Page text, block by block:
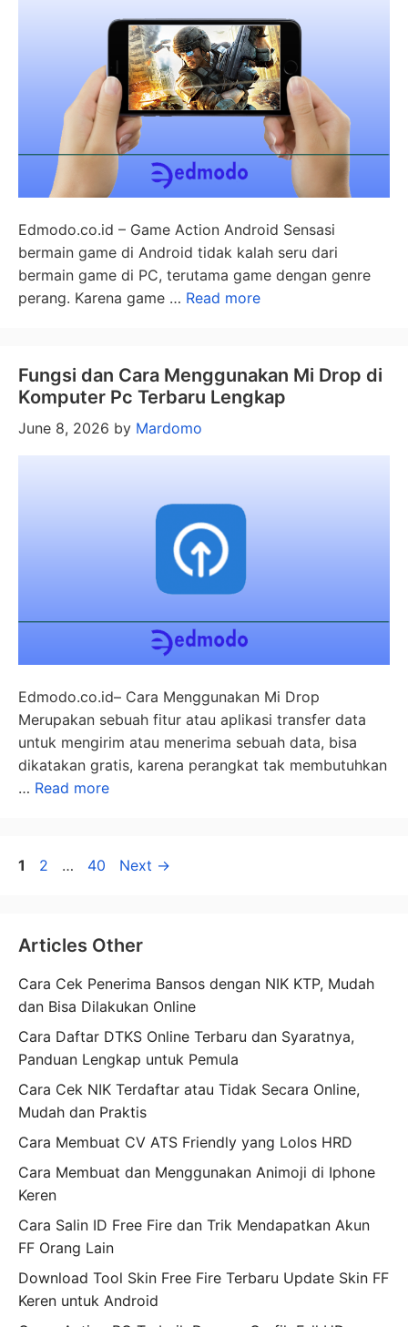
Edmodo.co.id – Game Action Android Sensasi
bermain game di Android tidak kalah seru dari
bermain game di PC, terutama game dengan genre
perang. Karena game … Read more
Fungsi dan Cara Menggunakan Mi Drop di
Komputer Pc Terbaru Lengkap
June 8, 2026 by Mardomo
Edmodo.co.id– Cara Menggunakan Mi Drop
Merupakan sebuah fitur atau aplikasi transfer data
untuk mengirim atau menerima sebuah data, bisa
dikatakan gratis, karena perangkat tak membutuhkan
… Read more
Page
1 Page
2 … Page
40 Next →
Articles Other
Cara Cek Penerima Bansos dengan NIK KTP, Mudah
dan Bisa Dilakukan Online
Cara Daftar DTKS Online Terbaru dan Syaratnya,
Panduan Lengkap untuk Pemula
Cara Cek NIK Terdaftar atau Tidak Secara Online,
Mudah dan Praktis
Cara Membuat CV ATS Friendly yang Lolos HRD
Cara Membuat dan Menggunakan Animoji di Iphone
Keren
Cara Salin ID Free Fire dan Trik Mendapatkan Akun
FF Orang Lain
Download Tool Skin Free Fire Terbaru Update Skin FF
Keren untuk Android